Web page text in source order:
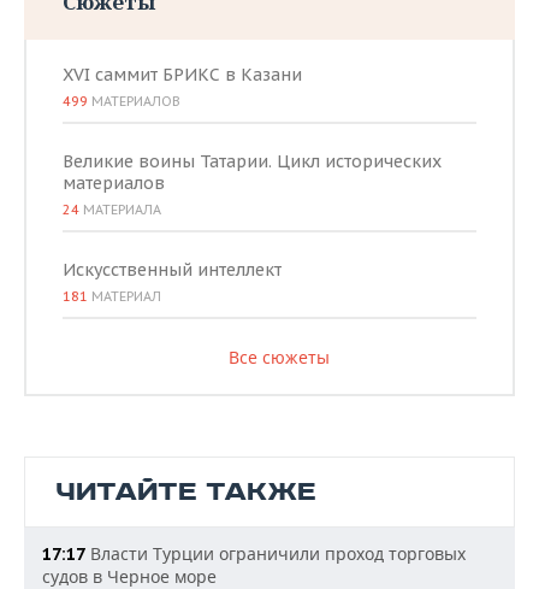
XVI саммит БРИКС в Казани
499 МАТЕРИАЛОВ
Великие воины Татарии. Цикл исторических
материалов
24 МАТЕРИАЛА
Искусственный интеллект
181 МАТЕРИАЛ
Все сюжеты
ЧИТАЙТЕ ТАКЖЕ
17:17 Власти Турции ограничили проход торговых
судов в Черное море